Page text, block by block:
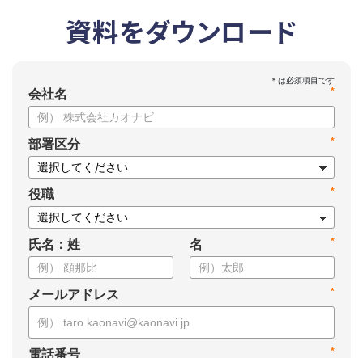
資料をダウンロード
*
会社名
*
部署区分
*
役職
氏名：姓 *
名
*
メールアドレス
*
電話番号